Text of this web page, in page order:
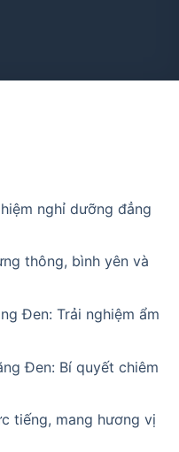
nghỉ dưỡng đẳng
thông, bình yên và
Đen: Trải nghiệm ẩm
Đen: Bí quyết chiêm
tiếng, mang hương vị